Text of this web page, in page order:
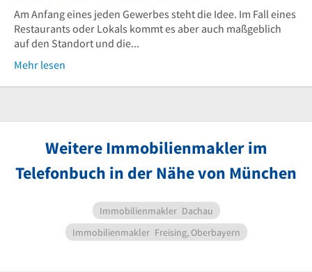
Am Anfang eines jeden Gewerbes steht die Idee. Im Fall eines
Restaurants oder Lokals kommt es aber auch maßgeblich
auf den Standort und die...
Mehr lesen
Weitere Immobilienmakler im
Telefonbuch in der Nähe von München
Immobilienmakler Dachau
Immobilienmakler Freising, Oberbayern